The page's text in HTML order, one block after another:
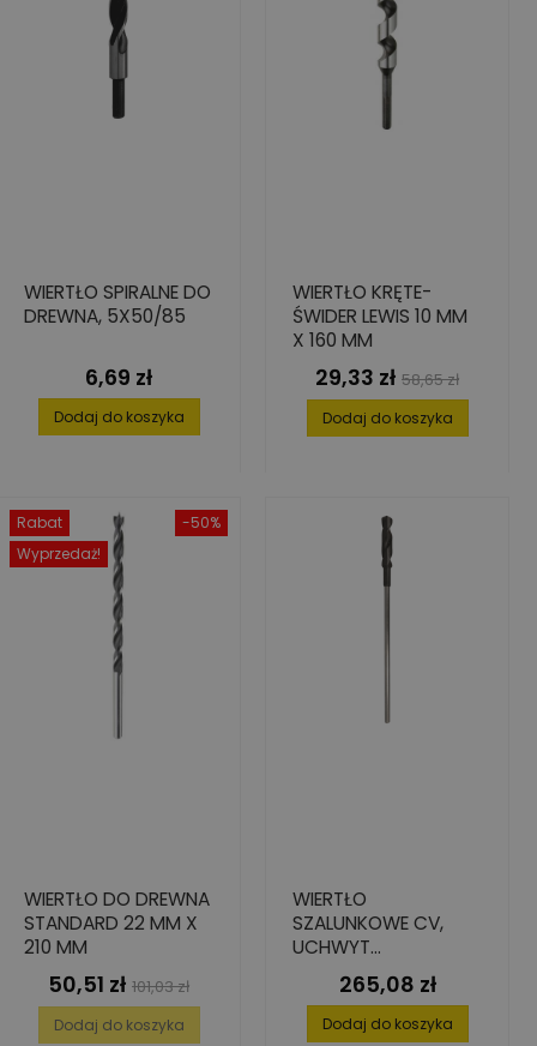
WIERTŁO SPIRALNE DO
DREWNA, 5X50/85
Cena
6,69 zł
Dodaj do koszyka
WIERTŁO KRĘTE-
ŚWIDER LEWIS 10 MM
X 160 MM
Cena
29,33 zł Cena
podstawowa
58,65 zł
Dodaj do koszyka
-50%
Rabat
Wyprzedaż!
WIERTŁO DO DREWNA
STANDARD 22 MM X
210 MM
Cena
50,51 zł Cena
podstawowa
101,03 zł
Dodaj do koszyka
WIERTŁO
SZALUNKOWE CV,
UCHWYT
CYLINDRYCZNY,
26X550/600
Cena
265,08 zł
Dodaj do koszyka